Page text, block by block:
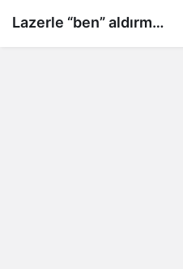
Lazerle “ben” aldırmak